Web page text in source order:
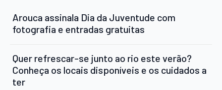
Arouca assinala Dia da Juventude com
fotografia e entradas gratuitas
Quer refrescar-se junto ao rio este verão?
Conheça os locais disponíveis e os cuidados a
ter